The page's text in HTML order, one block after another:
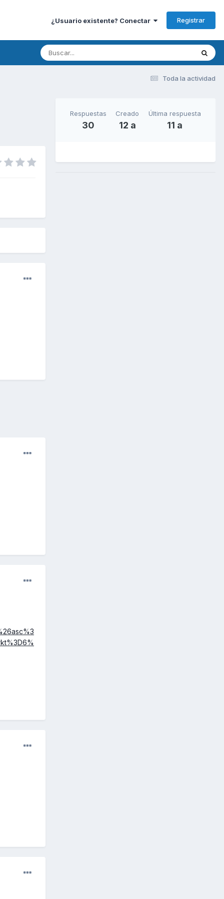
¿Usuario existente? Conectar Registrar
Toda la actividad
Respuestas
30
Creado
12 a
Última respuesta
11 a